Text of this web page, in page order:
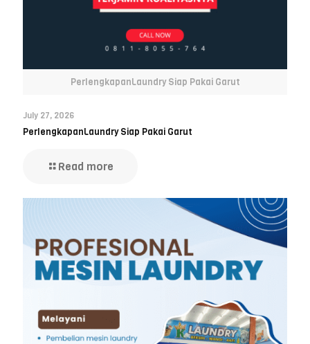
PerlengkapanLaundry Siap Pakai Garut
July 27, 2026
PerlengkapanLaundry Siap Pakai Garut
Read more